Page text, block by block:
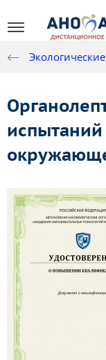
испытаний